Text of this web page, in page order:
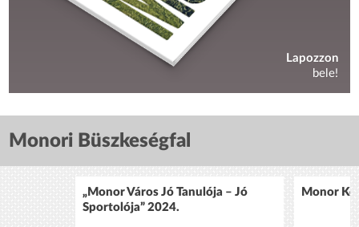
Lapozzon
bele!
Monori Büszkeségfal
„Monor Város Jó Tanulója – Jó
Sportolója” 2024.
Monor